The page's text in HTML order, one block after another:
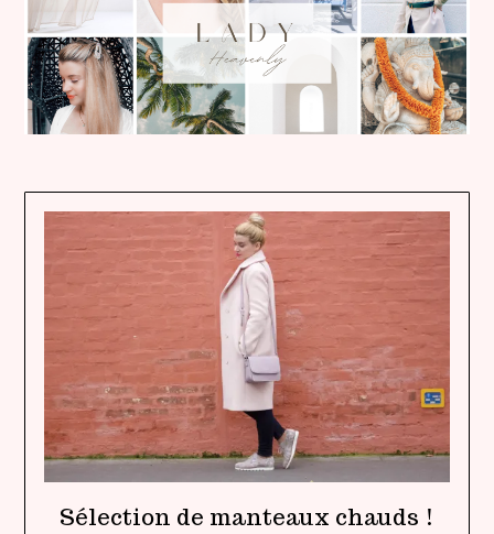
Sélection de manteaux chauds !